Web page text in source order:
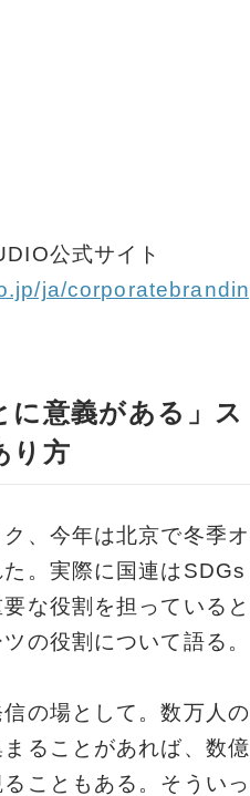
公式サイト
ja/
に意義がある」ス
り方
、今年は北京で冬季オ
。実際に国連はSDGs
な役割を担っていると
の役割について語る。
の場として。数万人の
ることがあれば、数億
こともある。そういっ